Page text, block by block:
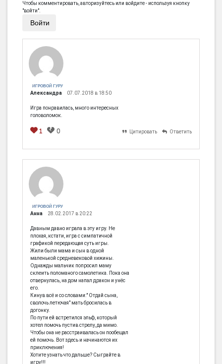
Чтобы комментировать, авторизуйтесь или войдите - используя кнопку
"войти".
Войти
ИГРОВОЙ ГУРУ
Александра 07.07.2018 в 18:50
Игра понравилась, много интересных
головоломок.
1 0 Цитировать Ответить
ИГРОВОЙ ГУРУ
Анна 28.02.2017 в 20:22
Давным давно играла в эту игру. Не
плохая, кстати, игра с симпатичной
графикой передающая суть игры.
Жили были мама и сын в одной
маленькой средневековой хижины.
Однажды мальчик попросил маму
склеить поломаного самолетика. Пока она
отвернулась, на дом напал дракон и унёс
его.
Кинув всё и со словами:" Отдай сына,
сволочь летючая" мать бросилась в
догонку.
По пути ей встретился эльф, который
хотел помочь пустив стрелу, да мимо.
Чтобы она не расстраивалась он пообещал
ей помочь. Вот здесь и начинаются их
приключения!
Хотите узнать что дальше? Сыграйте в
игру!!!